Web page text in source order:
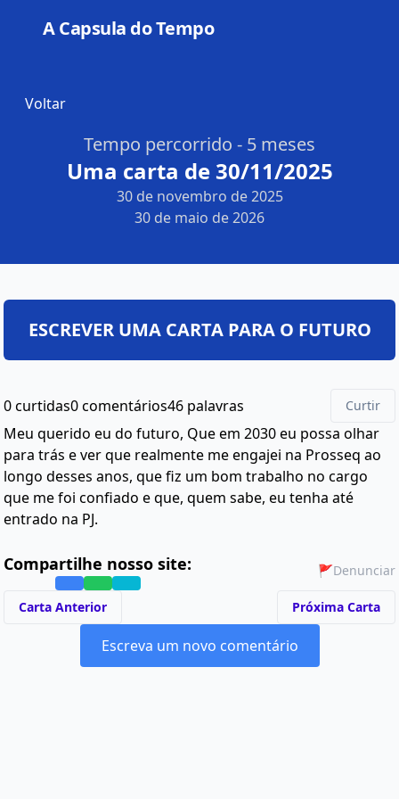
A Capsula do Tempo
Voltar
Tempo percorrido - 5 meses
Uma carta de 30/11/2025
30 de novembro de 2025
30 de maio de 2026
0 curtidas0 comentários46 palavras Curtir
Meu querido eu do futuro, Que em 2030 eu possa olhar
para trás e ver que realmente me engajei na Prosseq ao
longo desses anos, que fiz um bom trabalho no cargo
que me foi confiado e que, quem sabe, eu tenha até
entrado na PJ.
Compartilhe nosso site: 🚩Denunciar
Carta Anterior Próxima Carta
Escreva um novo comentário
ESCREVER UMA CARTA PARA O FUTURO